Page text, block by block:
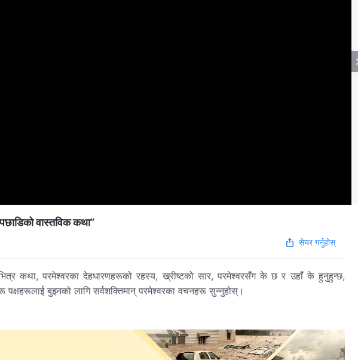
वास्तविक कथा”
सेयर गर्नुहोस्
भित्र कथा, परमेश्‍वरका देहधारणहरूको रहस्य, ख्रीष्टको सार, परमेश्‍वरसँग के छ र उहाँ के हुनुहुन्छ,
पक्षहरूलाई बुझ्‍नको लागि सर्वशक्तिमान्‌ परमेश्‍वरका वचनहरू सुन्‍नुहोस्।